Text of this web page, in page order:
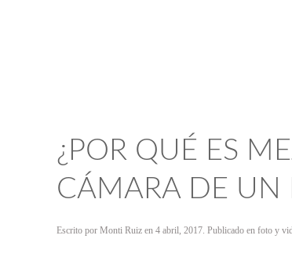
¿POR QUÉ ES
CÁMARA DE UN
Escrito por Monti Ruiz en 4 abril, 2017. Publicado en foto y